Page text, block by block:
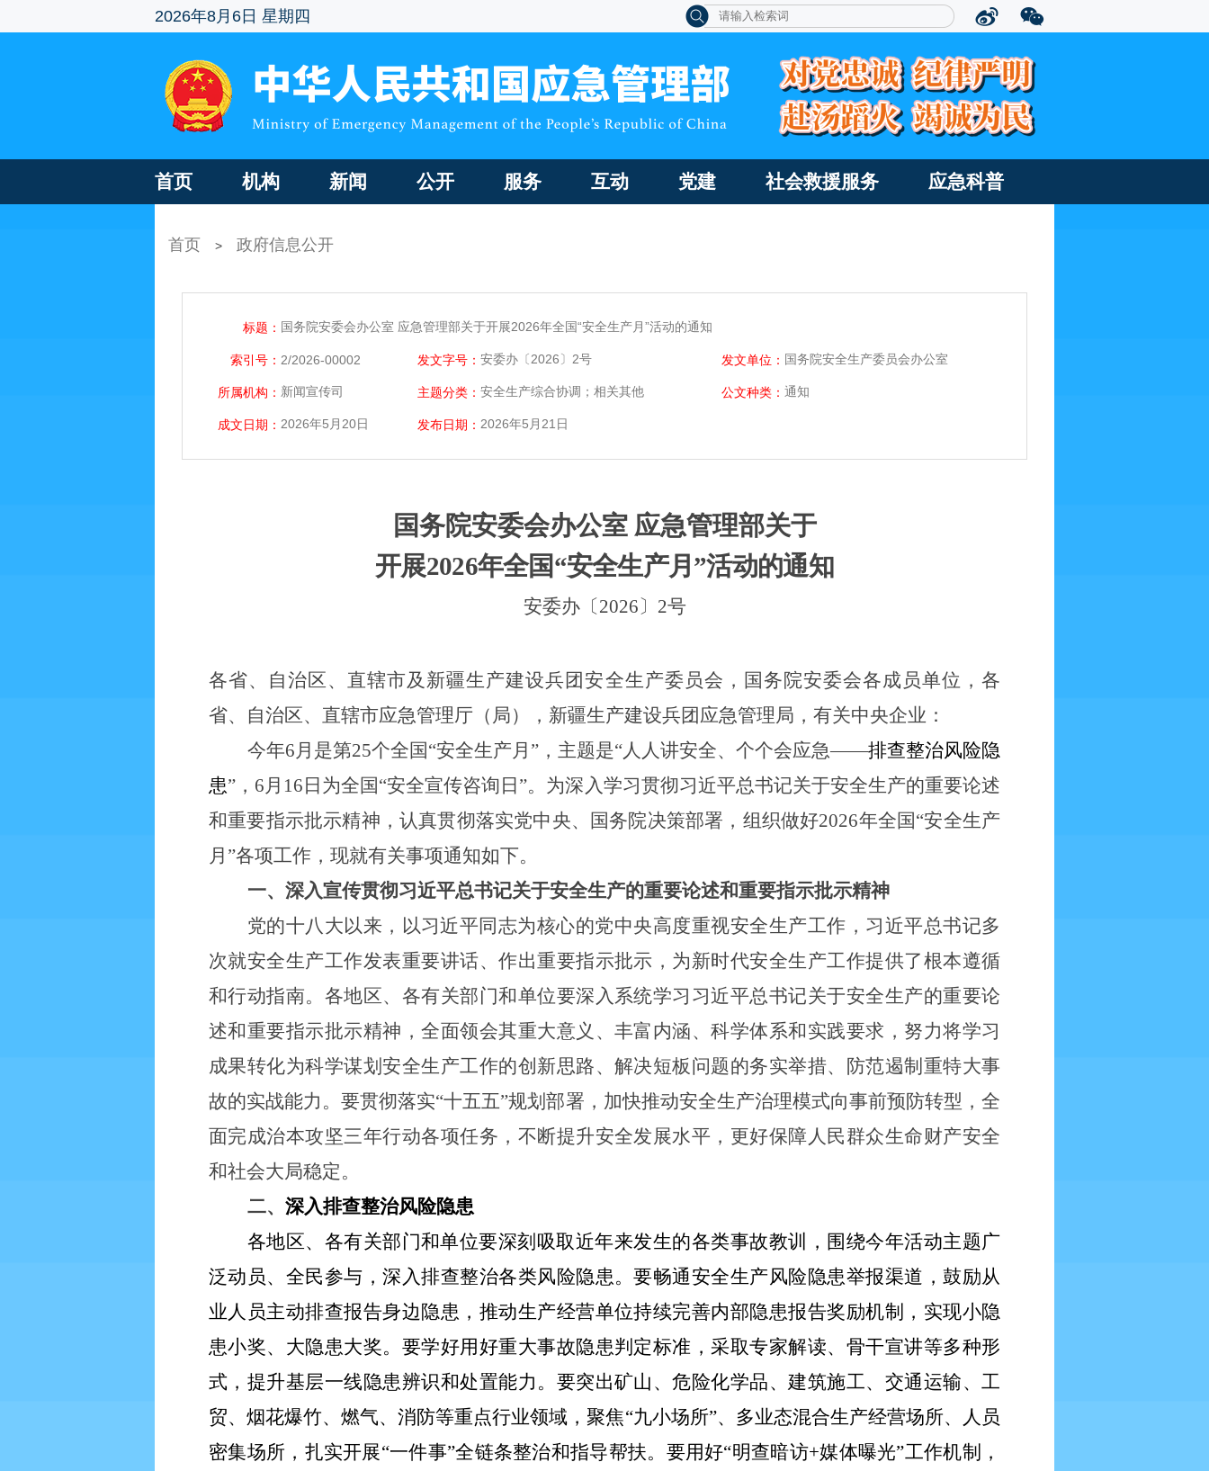
2026年8月6日 星期四
首页 机构 新闻 公开 服务 互动 党建 社会救援服务 应急科普
首页 > 政府信息公开
标题： 国务院安委会办公室 应急管理部关于开展2026年全国“安全生产月”活动的通知
索引号： 2/2026-00002 发文字号： 安委办〔2026〕2号 发文单位： 国务院安全生产委员会办公室
所属机构： 新闻宣传司 主题分类： 安全生产综合协调；相关其他 公文种类： 通知
成文日期： 2026年5月20日 发布日期： 2026年5月21日
国务院安委会办公室 应急管理部关于
开展2026年全国“安全生产月”活动的通知
安委办〔2026〕 2号
各省、自治区、直辖市及新疆生产建设兵团安全生产委员会，国务院安委会各成员单位，各
省、自治区、直辖市应急管理厅（局），新疆生产建设兵团应急管理局，有关中央企业：
今年6月是第25个全国“安全生产月”，主题是“人人讲安全、个个会应急——排查整治风险隐
患”，6月16日为全国“安全宣传咨询日”。为深入学习贯彻习近平总书记关于安全生产的重要论述
和重要指示批示精神，认真贯彻落实党中央、国务院决策部署，组织做好2026年全国“安全生产
月”各项工作，现就有关事项通知如下。
一、深入宣传贯彻习近平总书记关于安全生产的重要论述和重要指示批示精神
党的十八大以来，以习近平同志为核心的党中央高度重视安全生产工作，习近平总书记多
次就安全生产工作发表重要讲话、作出重要指示批示， 为新时代安全生产工作提供了根本遵循
和行动指南。各地区、各有关部门和单位要深入系统学习习近平总书记关于安全生产的重要论
述和重要指示批示精神 ，全面领会其重大意义、丰富内涵、科学体系和实践要求， 努力将学习
成果转化为科学谋划安全生产工作的创新思路、解决短板问题的务实举措、防范遏制重特大事
故的实战能力 。要贯彻落实“十五五”规划部署， 加快推动安全生产治理模式向事前预防转型，全
面完成治本攻坚三年行动各项任务，不断提升安全发展水平，更好保障人民群众生命财产安全
和社会大局稳定。
二、 深入排查整治风险隐患
各地区、各有关部门和单位要深刻吸取近年来发生的各类事故教训，围绕今年活动主题广
泛动员、全民参与，深入排查整治各类风险隐患。要畅通安全生产风险隐患举报渠道，鼓励从
业人员主动排查报告身边隐患，推动生产经营单位持续完善内部隐患报告奖励机制，实现小隐
患小奖、大隐患大奖。要学好用好重大事故隐患判定标准，采取专家解读、骨干宣讲等多种形
式，提升基层一线隐患辨识和处置能力。要突出矿山、危险化学品、建筑施工、交通运输、工
贸、烟花爆竹、燃气、消防等重点行业领域，聚焦“九小场所”、多业态混合生产经营场所、人员
密集场所，扎实开展“一件事”全链条整治和指导帮扶。要用好“明查暗访+媒体曝光”工作机制，